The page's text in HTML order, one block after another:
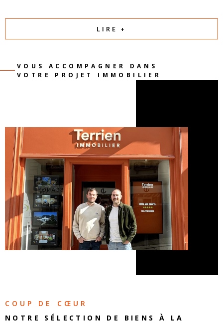
Autour d’eux, une équipe commerciale professionnelle et
attentive œuvre chaque jour avec sérieux, transparence et
confiance. Notre priorité est de comprendre votre projet et
Parce qu’un projet immobilier est avant tout une
LIRE +
VOUS ACCOMPAGNER DANS
VOTRE PROJET IMMOBILIER
COUP DE CŒUR
NOTRE SÉLECTION DE BIENS À LA